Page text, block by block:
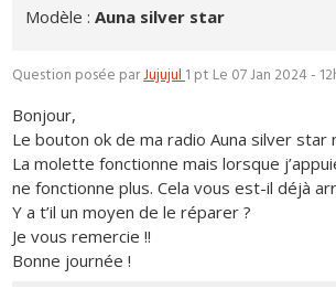
Modèle :Auna silver star
Question posée parJujujul1 pt Le 07 Jan 2024 -
Bonjour,
Le bouton ok de ma radio Auna silver star
La molette fonctionne mais lorsque
ne fonctionne plus. Cela vous est-il déjà
Y a t’il un moyen de le réparer ?
Je vous remercie !!
Bonne journée !